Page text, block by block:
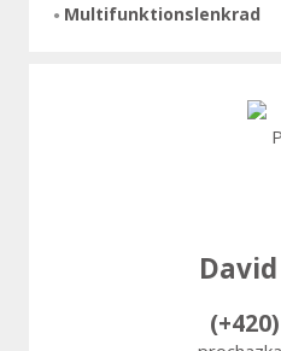
Multifunktionslenkrad